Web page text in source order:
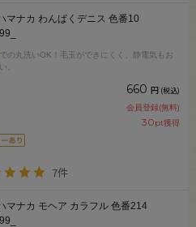
マナカ わんぱくデニス 色番10
の丸洗いOK！毛玉ができにくく、静電気もお
。
660 円 (税込)
会員登録(無料)
30pt獲得
7件
マナカ モヘア カラフル 色番214